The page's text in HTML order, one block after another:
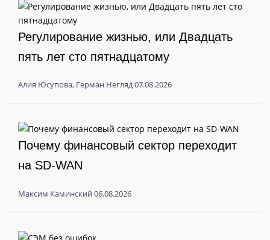
Регулирование жизнью, или Двадцать
пять лет сто пятнадцатому
Алия Юсупова, Герман Негляд07.08.2026
Почему финансовый сектор переходит
на SD-WAN
Максим Каминский 06.08.2026